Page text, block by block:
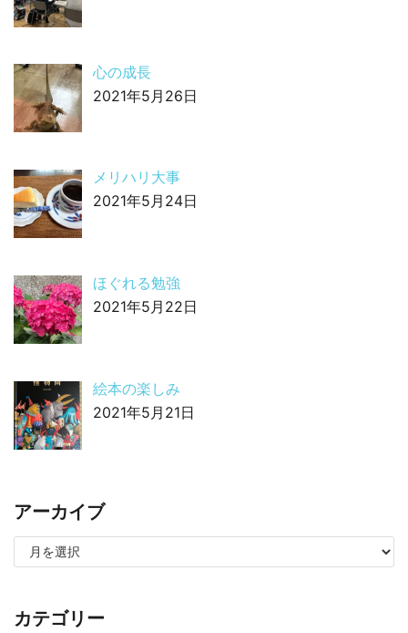
心の成長
2021年5月26日
メリハリ大事
2021年5月24日
ほぐれる勉強
2021年5月22日
絵本の楽しみ
2021年5月21日
アーカイブ
カテゴリー